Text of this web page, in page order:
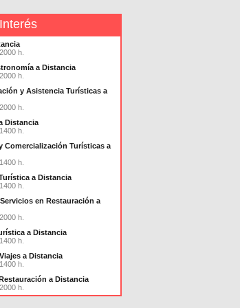
h.
a Distancia
h.
y Asistencia Turísticas a
h.
Distancia
h.
Comercialización Turísticas a
h.
a Distancia
h.
en Restauración a
h.
a Distancia
h.
a Distancia
h.
a Distancia
h.